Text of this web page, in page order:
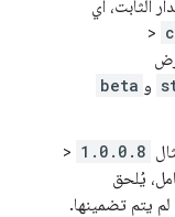
الثابت، أي
<
و beta
1.0.0.8
<
يُلحق
يتم تضمينها.